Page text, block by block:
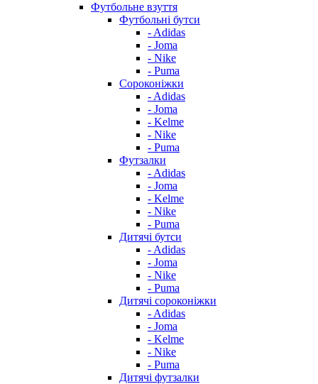
Футбольне взуття
Футбольні бутси
- Adidas
- Joma
- Nike
- Puma
Сороконіжки
- Adidas
- Joma
- Kelme
- Nike
- Puma
Футзалки
- Adidas
- Joma
- Kelme
- Nike
- Puma
Дитячі бутси
- Adidas
- Joma
- Nike
- Puma
Дитячі сороконіжки
- Adidas
- Joma
- Kelme
- Nike
- Puma
Дитячі футзалки